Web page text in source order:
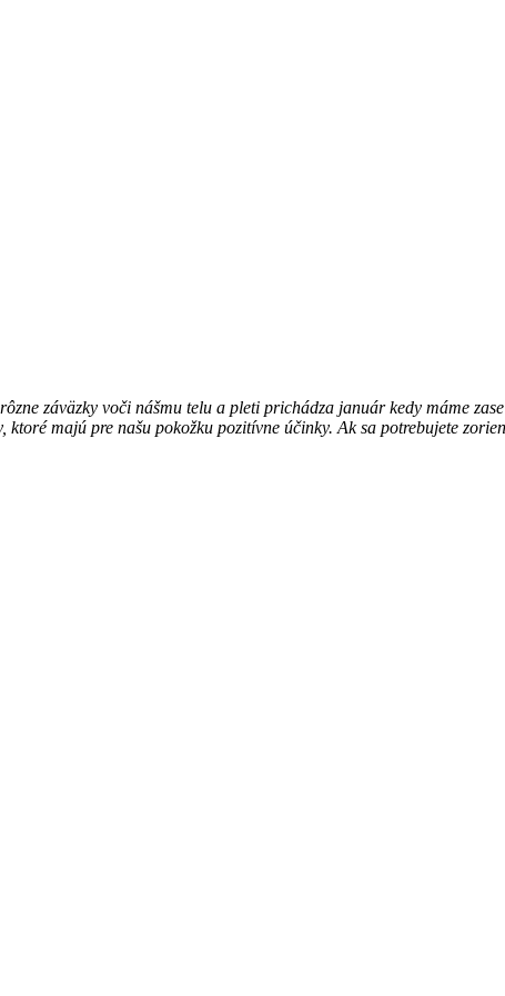
záväzky voči nášmu telu a pleti prichádza január kedy máme
majú pre našu pokožku pozitívne účinky. Ak sa potrebujete